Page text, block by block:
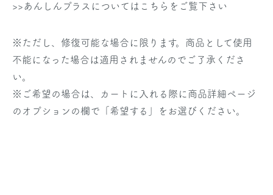
>>あんしんプラスについてはこちらをご覧下さい
※ただし、修復可能な場合に限ります。商品として使用
不能になった場合は適用されませんのでご了承くださ
い。
※ご希望の場合は、カートに入れる際に商品詳細ページ
のオプションの欄で「希望する」をお選びください。